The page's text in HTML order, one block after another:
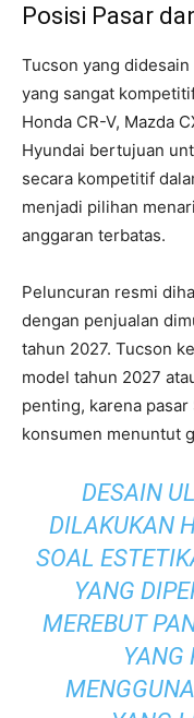
Posisi Pasar
Tucson yang
yang sangat
Honda CR-V, Mazda
Hyundai bertujuan
secara kompetitif
menjadi pilihan
anggaran terbatas.
Peluncuran resmi
dengan penjualan
tahun 2027. Tucson
model tahun 2027
penting, karena
konsumen menuntut
DESAIN
DILAKUKAN
SOAL
YANG
MEREBUT
YANG